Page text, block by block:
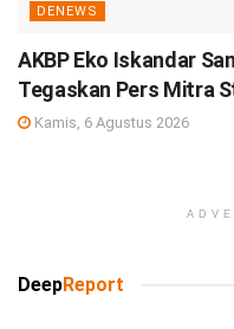
DENEWS
AKBP Eko Iskandar
Tegaskan Pers Mitra
Kamis, 6 Agustus 2026
DeepReport